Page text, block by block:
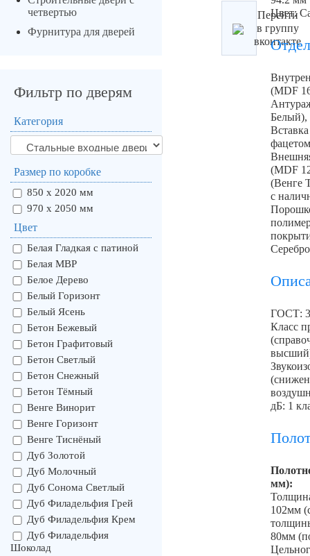
четвертью
Фурнитура для дверей
Фильтр по дверям
Категория
Размер по коробке
850 х 2020 мм
970 х 2050 мм
Цвет
Белая Гладкая с патиной
Белая МВР
Белое Дерево
Белый Горизонт
Белый Ясень
Бетон Бежевый
Бетон Графитовый
Бетон Светлый
Бетон Снежный
Бетон Тёмный
Венге Винорит
Венге Горизонт
Венге Тиснёный
Дуб Золотой
Дуб Молочный
Дуб Сонома Светлый
Дуб Филадельфия Грей
Дуб Филадельфия Крем
Дуб Филадельфия
Шоколад
Перейти
в группу
вконтакте
Цвет:
(MDF
Белый),
(MDF
(Венге
с
Серебро
ГОСТ:
Класс
дБ: 1
мм):
102мм
80мм